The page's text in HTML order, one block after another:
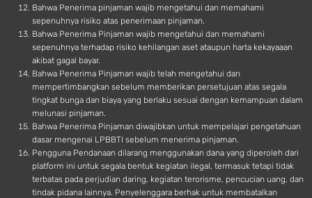
Bahwa Penerima pinjaman wajib mengetahui dan memahami
sepenuhnya risiko atas penerimaan pinjaman.
Bahwa Penerima Pinjaman wajib mengetahui dan memahami
sepenuhnya terhadap risiko kehilangan aset ataupun harta kekayaaan
akibat gagal bayar.
Bahwa Penerima Pinjaman wajib telah mengetahui dan
mempertimbangkan sebelum memberikan persetujuan atas segala
tingkat bunga dan biaya yang berlaku sesuai dengan kemampuan dalam
melunasi pinjaman.
Bahwa Penerima Pinjaman diwajibkan untuk mempelajari pengetahuan
dasar mengenai LPBBTI sebelum menerima pinjaman.
Pengguna Pendanaan dilarang menggunakan dana yang diperoleh dari
platform ini untuk segala bentuk kegiatan ilegal, termasuk tetapi tidak
terbatas pada perjudian daring, kegiatan terorisme, pencucian uang, dan
tindak pidana lainnya. Penyelenggara berhak untuk membatalkan